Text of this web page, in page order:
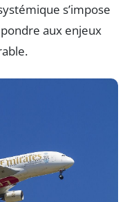
s’impose
aux enjeux